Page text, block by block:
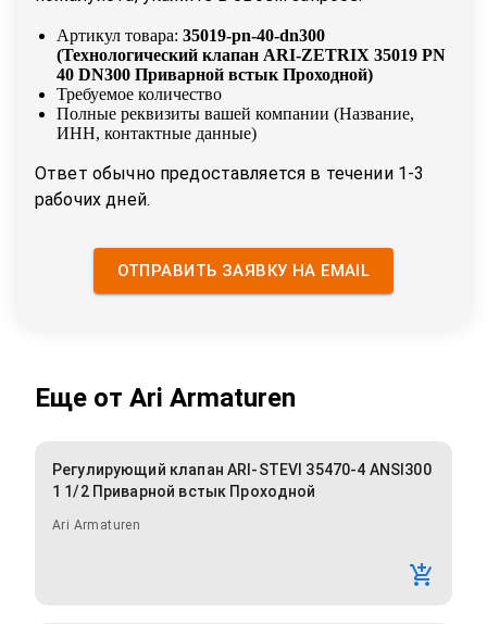
Артикул товара: 35019-pn-40-dn300
(Технологический клапан ARI-ZETRIX 35019 PN
40 DN300 Приварной встык Проходной)
Требуемое количество
Полные реквизиты вашей компании (Название,
ИНН, контактные данные)
Ответ обычно предоставляется в течении 1-3
рабочих дней.
ОТПРАВИТЬ ЗАЯВКУ НА EMAIL
Еще от Ari Armaturen
Регулирующий клапан ARI-STEVI 35470-4 ANSI300
1 1/2 Приварной встык Проходной
Ari Armaturen